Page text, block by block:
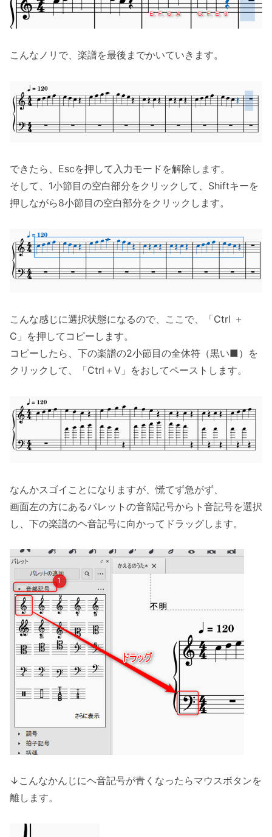
こんなノリで、楽譜を最後までかいていきます。
できたら、Escを押して入力モードを解除します。
そして、1小節目の空白部分をクリックして、Shiftキーを
押しながら8小節目の空白部分をクリックします。
こんな感じに選択状態になるので、ここで、「Ctrl ＋
C」を押してコピーします。
コピーしたら、下の楽譜の2小節目の全休符（黒い■）を
クリックして、「Ctrl＋V」をおしてペーストします。
なんかスゴイことになりますが、慌てず急がず、
画面左の方にあるパレットの音部記号からト音記号を選択
し、下の楽譜のヘ音記号に向かってドラッグします。
↓こんなかんじにヘ音記号が青くなったらマウスボタンを
離します。